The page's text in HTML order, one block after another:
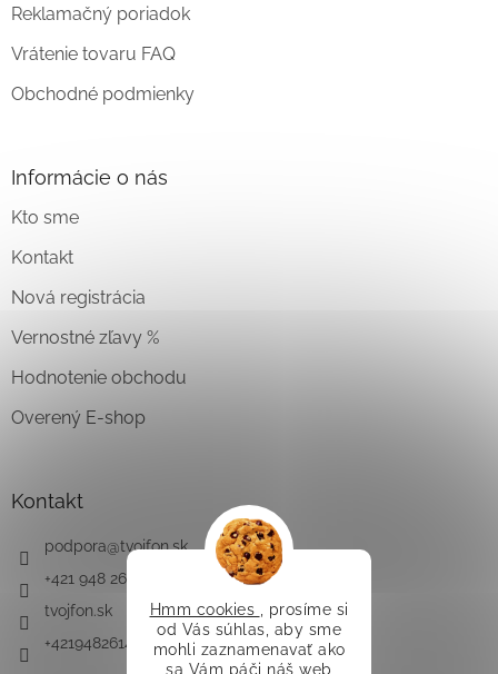
Hmm cookies
, prosíme si
od Vás súhlas, aby sme
mohli zaznamenavať ako
sa Vám páči náš web
Reklamačný poriadok
Vrátenie tovaru FAQ
Obchodné podmienky
Informácie o nás
Kto sme
Kontakt
Nová registrácia
Vernostné zľavy %
Hodnotenie obchodu
Overený E-shop
Kontakt
podpora@tvojfon.sk
+421 948 261 491
tvojfon.sk
+421948261491